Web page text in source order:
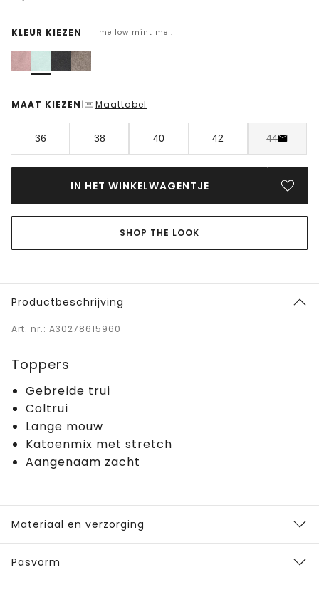
KLEUR KIEZEN | mellow mint mel.
MAAT KIEZEN | Maattabel
36 38 40 42 44
IN HET WINKELWAGENTJE
SHOP THE LOOK
Productbeschrijving
Art. nr.: A30278615960
Toppers
Gebreide trui
Coltrui
Lange mouw
Katoenmix met stretch
Aangenaam zacht
Materiaal en verzorging
Pasvorm